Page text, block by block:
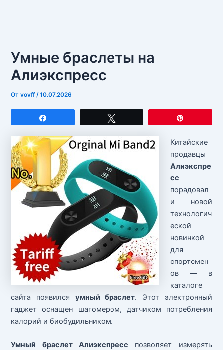
Умные браслеты на
Алиэкспресс
Отvovff /10.07.2026
Китайские
продавцы
Алиэкспре
сс
порадовал
и новой
технологич
еской
новинкой
для
спортсмен
ов — в
каталоге
сайта появился умный браслет. Этот электронный
гаджет оснащен шагомером, датчиком потребления
калорий и биобудильником.
Умный браслет Алиэкспресс позволяет измерять